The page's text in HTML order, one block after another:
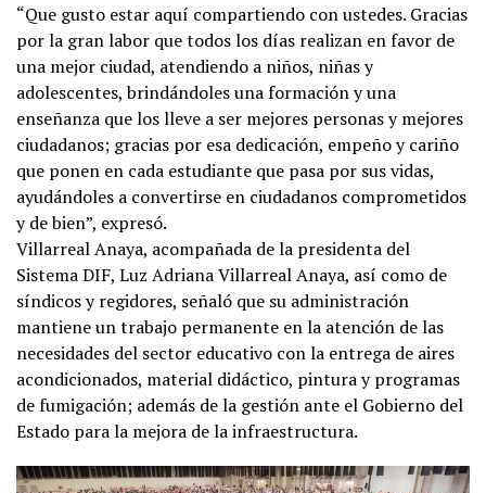
“Que gusto estar aquí compartiendo con ustedes. Gracias
por la gran labor que todos los días realizan en favor de
una mejor ciudad, atendiendo a niños, niñas y
adolescentes, brindándoles una formación y una
enseñanza que los lleve a ser mejores personas y mejores
ciudadanos; gracias por esa dedicación, empeño y cariño
que ponen en cada estudiante que pasa por sus vidas,
ayudándoles a convertirse en ciudadanos comprometidos
y de bien”, expresó.
Villarreal Anaya, acompañada de la presidenta del
Sistema DIF, Luz Adriana Villarreal Anaya, así como de
síndicos y regidores, señaló que su administración
mantiene un trabajo permanente en la atención de las
necesidades del sector educativo con la entrega de aires
acondicionados, material didáctico, pintura y programas
de fumigación; además de la gestión ante el Gobierno del
Estado para la mejora de la infraestructura.